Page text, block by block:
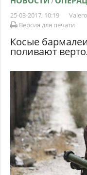
25-03-2017, 10:19
Версия для печати
Косые
поливают